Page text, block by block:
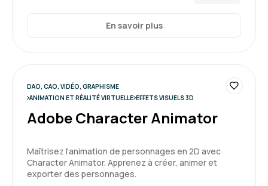
En savoir plus
DAO, CAO, VIDÉO, GRAPHISME
ANIMATION ET RÉALITÉ VIRTUELLE EFFETS VISUELS 3D
Adobe Character Animator
Maîtrisez l'animation de personnages en 2D avec
Character Animator. Apprenez à créer, animer et
exporter des personnages.